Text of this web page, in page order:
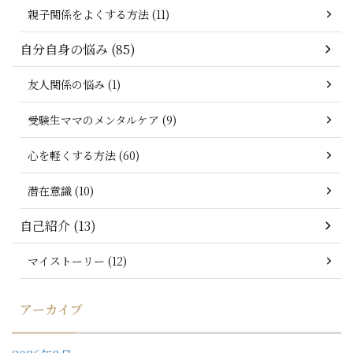
親子関係をよくする方法 (11)
自分自身の悩み (85)
友人関係の悩み (1)
受験生ママのメンタルケア (9)
心を軽くする方法 (60)
潜在意識 (10)
自己紹介 (13)
マイストーリー (12)
アーカイブ